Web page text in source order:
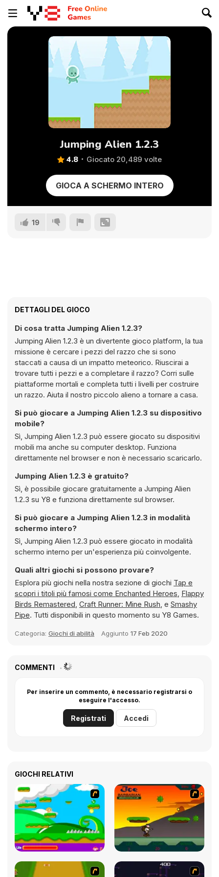
Jumping Alien 1.2.3
4.8 Giocato 20,489 volte
GIOCA A SCHERMO INTERO
19
DETTAGLI DEL GIOCO
Di cosa tratta Jumping Alien 1.2.3?
Jumping Alien 1.2.3 è un divertente gioco platform, la tua
missione è cercare i pezzi del razzo che si sono
staccati a causa di un impatto meteorico. Riuscirai a
trovare tutti i pezzi e a completare il razzo? Corri sulle
piattaforme mortali e completa tutti i livelli per costruire
un razzo. Aiuta il nostro piccolo alieno a tornare a casa.
Si può giocare a Jumping Alien 1.2.3 su dispositivo
mobile?
Sì, Jumping Alien 1.2.3 può essere giocato su dispositivi
mobili ma anche su computer desktop. Funziona
direttamente nel browser e non è necessario scaricarlo.
Jumping Alien 1.2.3 è gratuito?
Sì, è possibile giocare gratuitamente a Jumping Alien
1.2.3 su Y8 e funziona direttamente sul browser.
Si può giocare a Jumping Alien 1.2.3 in modalità
schermo intero?
Sì, Jumping Alien 1.2.3 può essere giocato in modalità
schermo interno per un'esperienza più coinvolgente.
Quali altri giochi si possono provare?
Esplora più giochi nella nostra sezione di giochi Tap e
scopri i titoli più famosi come Enchanted Heroes, Flappy
Birds Remastered, Craft Runner: Mine Rush, e Smashy
Pipe. Tutti disponibili in questo momento su Y8 Games.
Categoria: Giochi di abilità Aggiunto 17 Feb 2020
COMMENTI
Per inserire un commento, è necessario registrarsi o
eseguire l'accesso.
Registrati Accedi
GIOCHI RELATIVI